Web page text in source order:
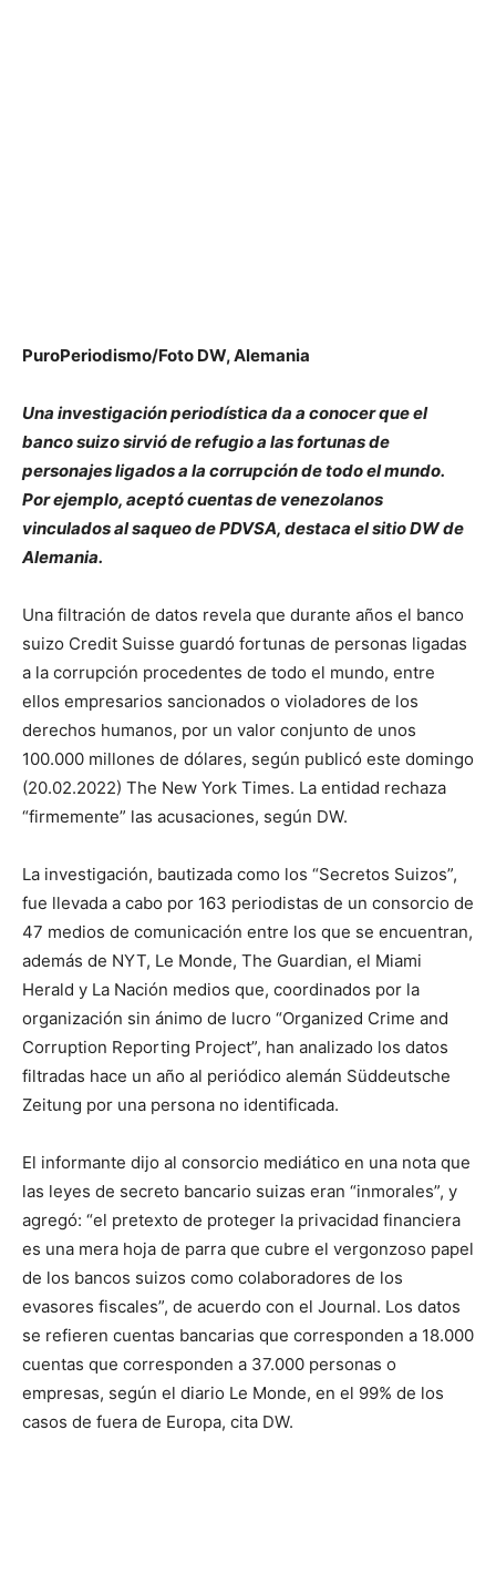
PuroPeriodismo/Foto DW, Alemania
Una investigación periodística da a conocer que el
banco suizo sirvió de refugio a las fortunas de
personajes ligados a la corrupción de todo el mundo.
Por ejemplo, aceptó cuentas de venezolanos
vinculados al saqueo de PDVSA, destaca el sitio DW de
Alemania.
Una filtración de datos revela que durante años el banco
suizo Credit Suisse guardó fortunas de personas ligadas
a la corrupción procedentes de todo el mundo, entre
ellos empresarios sancionados o violadores de los
derechos humanos, por un valor conjunto de unos
100.000 millones de dólares, según publicó este domingo
(20.02.2022) The New York Times. La entidad rechaza
“firmemente” las acusaciones, según DW.
La investigación, bautizada como los “Secretos Suizos”,
fue llevada a cabo por 163 periodistas de un consorcio de
47 medios de comunicación entre los que se encuentran,
además de NYT, Le Monde, The Guardian, el Miami
Herald y La Nación medios que, coordinados por la
organización sin ánimo de lucro “Organized Crime and
Corruption Reporting Project”, han analizado los datos
filtradas hace un año al periódico alemán Süddeutsche
Zeitung por una persona no identificada.
El informante dijo al consorcio mediático en una nota que
las leyes de secreto bancario suizas eran “inmorales”, y
agregó: “el pretexto de proteger la privacidad financiera
es una mera hoja de parra que cubre el vergonzoso papel
de los bancos suizos como colaboradores de los
evasores fiscales”, de acuerdo con el Journal. Los datos
se refieren cuentas bancarias que corresponden a 18.000
cuentas que corresponden a 37.000 personas o
empresas, según el diario Le Monde, en el 99% de los
casos de fuera de Europa, cita DW.